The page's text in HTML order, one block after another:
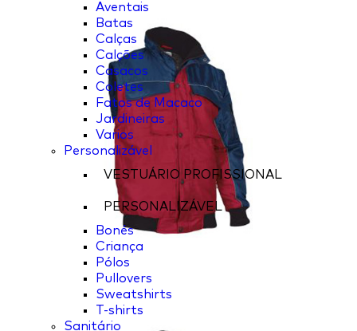
Aventais
Batas
Calças
Calções
Casacos
Coletes
Fatos de Macaco
Jardineiras
Varios
Personalizável
VESTUÁRIO PROFISSIONAL
PERSONALIZÁVEL
Bonés
Criança
Pólos
Pullovers
Sweatshirts
T-shirts
Sanitário